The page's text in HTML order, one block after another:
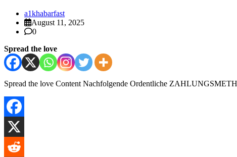
a1khabarfast
August 11, 2025
0
Spread the love
Spread the love Content Nachfolgende Ordentliche